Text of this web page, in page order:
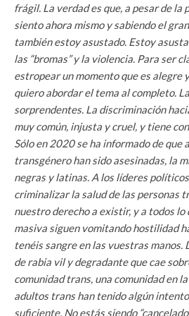
frágil. La verdad es que, a pesar de la
siento ahora mismo y sabiendo el
también estoy asustado. Estoy
las “bromas” y la violencia. Para ser
estropear un momento que es alegre
quiero abordar el tema al completo.
sorprendentes. La discriminación
muy común, injusta y cruel, y tiene
Sólo en 2020 se ha informado de que
transgénero han sido asesinadas, la
negras y latinas. A los líderes
criminalizar la salud de las personas
nuestro derecho a existir, y a todos lo
masiva siguen vomitando hostilidad
tenéis sangre en las vuestras manos.
de rabia vil y degradante que cae
comunidad trans, una comunidad en
adultos trans han tenido algún
suficiente. No estás siendo